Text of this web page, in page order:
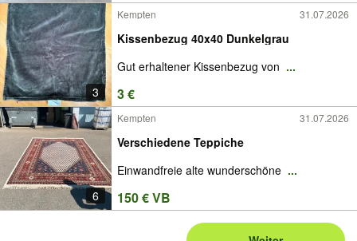
3
Kempten 31.07.2026
Kissenbezug 40x40 Dunkelgrau
Gut erhaltener Kissenbezug von ...
3 €
6
Kempten 31.07.2026
Verschiedene Teppiche
Einwandfreie alte wunderschöne ...
150 € VB